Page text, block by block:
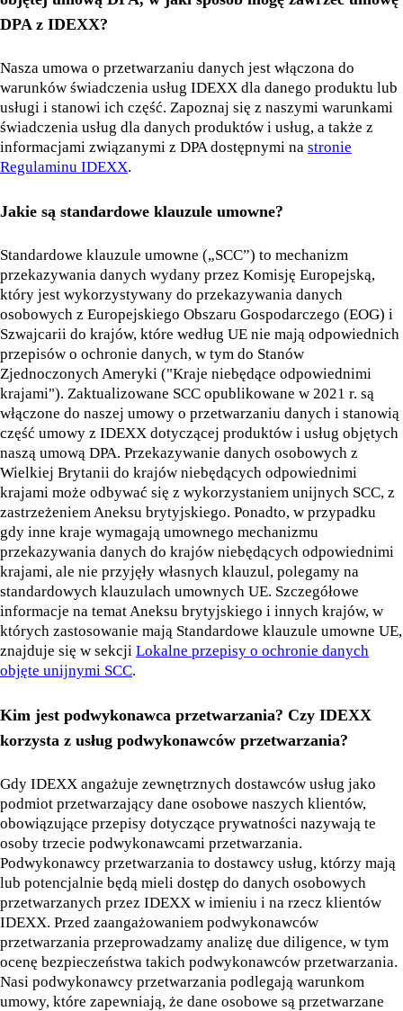
DPA z IDEXX?
Nasza umowa o przetwarzaniu danych jest włączona do
warunków świadczenia usług IDEXX dla danego produktu lub
usługi i stanowi ich część. Zapoznaj się z naszymi warunkami
świadczenia usług dla danych produktów i usług, a także z
informacjami związanymi z DPA dostępnymi na stronie
Regulaminu IDEXX.
Jakie są standardowe klauzule umowne?
Standardowe klauzule umowne („SCC”) to mechanizm
przekazywania danych wydany przez Komisję Europejską,
który jest wykorzystywany do przekazywania danych
osobowych z Europejskiego Obszaru Gospodarczego (EOG) i
Szwajcarii do krajów, które według UE nie mają odpowiednich
przepisów o ochronie danych, w tym do Stanów
Zjednoczonych Ameryki ("Kraje niebędące odpowiednimi
krajami"). Zaktualizowane SCC opublikowane w 2021 r. są
włączone do naszej umowy o przetwarzaniu danych i stanowią
część umowy z IDEXX dotyczącej produktów i usług objętych
naszą umową DPA. Przekazywanie danych osobowych z
Wielkiej Brytanii do krajów niebędących odpowiednimi
krajami może odbywać się z wykorzystaniem unijnych SCC, z
zastrzeżeniem Aneksu brytyjskiego. Ponadto, w przypadku
gdy inne kraje wymagają umownego mechanizmu
przekazywania danych do krajów niebędących odpowiednimi
krajami, ale nie przyjęły własnych klauzul, polegamy na
standardowych klauzulach umownych UE. Szczegółowe
informacje na temat Aneksu brytyjskiego i innych krajów, w
których zastosowanie mają Standardowe klauzule umowne UE,
znajduje się w sekcji Lokalne przepisy o ochronie danych
objęte unijnymi SCC.
Kim jest podwykonawca przetwarzania? Czy IDEXX
korzysta z usług podwykonawców przetwarzania?
Gdy IDEXX angażuje zewnętrznych dostawców usług jako
podmiot przetwarzający dane osobowe naszych klientów,
obowiązujące przepisy dotyczące prywatności nazywają te
osoby trzecie podwykonawcami przetwarzania.
Podwykonawcy przetwarzania to dostawcy usług, którzy mają
lub potencjalnie będą mieli dostęp do danych osobowych
przetwarzanych przez IDEXX w imieniu i na rzecz klientów
IDEXX. Przed zaangażowaniem podwykonawców
przetwarzania przeprowadzamy analizę due diligence, w tym
ocenę bezpieczeństwa takich podwykonawców przetwarzania.
Nasi podwykonawcy przetwarzania podlegają warunkom
umowy, które zapewniają, że dane osobowe są przetwarzane